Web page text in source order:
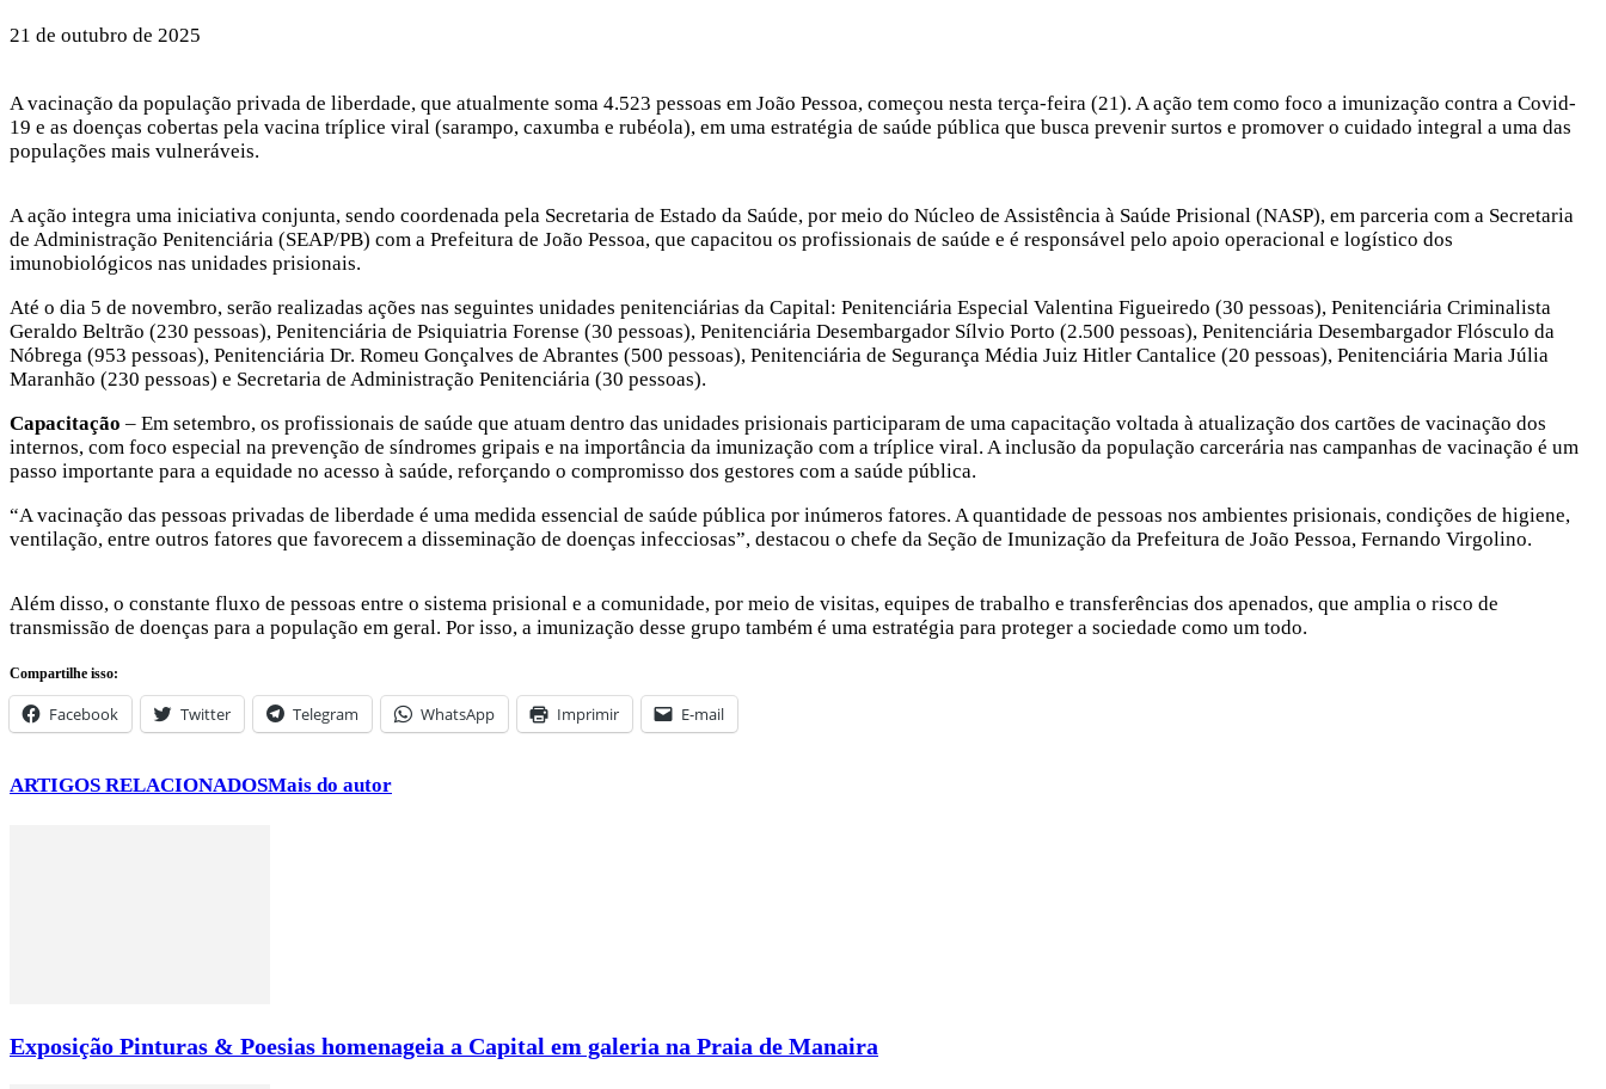
21 de outubro de 2025
A vacinação da população privada de liberdade, que atualmente soma 4.523 pessoas em João Pessoa, começou nesta terça-feira (21). A ação tem como foco a imunização contra a Covid-
19 e as doenças cobertas pela vacina tríplice viral (sarampo, caxumba e rubéola), em uma estratégia de saúde pública que busca prevenir surtos e promover o cuidado integral a uma das
populações mais vulneráveis.
A ação integra uma iniciativa conjunta, sendo coordenada pela Secretaria de Estado da Saúde, por meio do Núcleo de Assistência à Saúde Prisional (NASP), em parceria com a Secretaria
de Administração Penitenciária (SEAP/PB) com a Prefeitura de João Pessoa, que capacitou os profissionais de saúde e é responsável pelo apoio operacional e logístico dos
imunobiológicos nas unidades prisionais.
Até o dia 5 de novembro, serão realizadas ações nas seguintes unidades penitenciárias da Capital: Penitenciária Especial Valentina Figueiredo (30 pessoas), Penitenciária Criminalista
Geraldo Beltrão (230 pessoas), Penitenciária de Psiquiatria Forense (30 pessoas), Penitenciária Desembargador Sílvio Porto (2.500 pessoas), Penitenciária Desembargador Flósculo da
Nóbrega (953 pessoas), Penitenciária Dr. Romeu Gonçalves de Abrantes (500 pessoas), Penitenciária de Segurança Média Juiz Hitler Cantalice (20 pessoas), Penitenciária Maria Júlia
Maranhão (230 pessoas) e Secretaria de Administração Penitenciária (30 pessoas).
Capacitação – Em setembro, os profissionais de saúde que atuam dentro das unidades prisionais participaram de uma capacitação voltada à atualização dos cartões de vacinação dos
internos, com foco especial na prevenção de síndromes gripais e na importância da imunização com a tríplice viral. A inclusão da população carcerária nas campanhas de vacinação é um
passo importante para a equidade no acesso à saúde, reforçando o compromisso dos gestores com a saúde pública.
“A vacinação das pessoas privadas de liberdade é uma medida essencial de saúde pública por inúmeros fatores. A quantidade de pessoas nos ambientes prisionais, condições de higiene,
ventilação, entre outros fatores que favorecem a disseminação de doenças infecciosas”, destacou o chefe da Seção de Imunização da Prefeitura de João Pessoa, Fernando Virgolino.
Além disso, o constante fluxo de pessoas entre o sistema prisional e a comunidade, por meio de visitas, equipes de trabalho e transferências dos apenados, que amplia o risco de
transmissão de doenças para a população em geral. Por isso, a imunização desse grupo também é uma estratégia para proteger a sociedade como um todo.
Compartilhe isso:
Facebook Twitter Telegram WhatsApp Imprimir E-mail
ARTIGOS RELACIONADOSMais do autor
Exposição Pinturas & Poesias homenageia a Capital em galeria na Praia de Manaira